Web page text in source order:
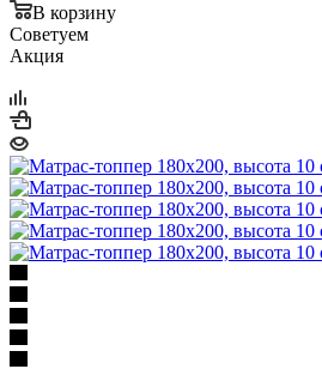
В корзину
Советуем
Акция